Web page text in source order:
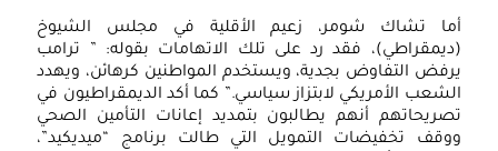
تشاك شومر، زعيم الأقلية في مجلس الشيوخ
فقد رد على تلك الاتهامات بقوله: ” ترامب
التفاوض بجدية، ويستخدم المواطنين كرهائن، ويهدد
الأمريكي لابتزاز سياسي.” كما أكد الديمقراطيون في
أنهم يطالبون بتمديد إعانات التأمين الصحي
تخفيضات التمويل التي طالت برنامج “ميديكيد”،